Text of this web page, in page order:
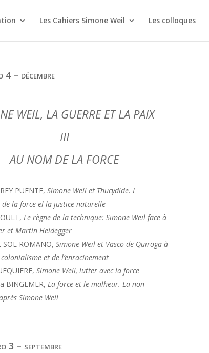
Les Cahiers Simone Weil Les colloques
– décembre
WEIL, LA GUERRE ET LA PAIX
III
AU NOM DE LA FORCE
PUENTE,Simone Weil et Thucydide. L
de la force el la justice naturelle
Le règne de la technique: Simone Weil face à
et Martin Heidegger
SOL ROMANO,Simone Weil et Vasco de Quiroga à
et de l’enracinement
Simone Weil, lutter avec la force
BINGEMER,La force et le malheur. La non
Simone Weil
3 – septembre